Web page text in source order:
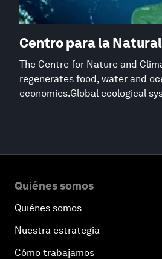
Centro para la
The Centre for Nature and
regenerates food, water and
economies.Global ecological
Quiénes somos
Quiénes somos
Nuestra estrategia
Cómo trabajamos